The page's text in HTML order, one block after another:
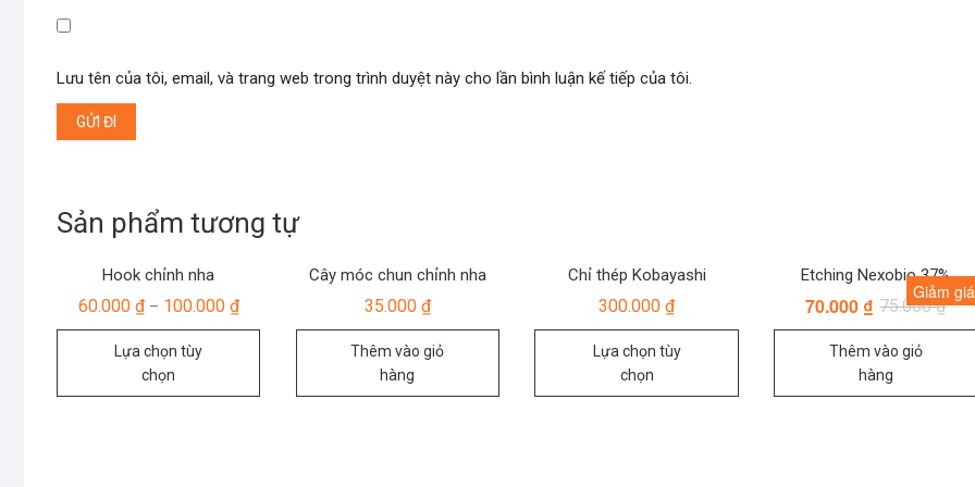
Lưu tên của tôi, email, và trang web trong trình duyệt này cho lần bình luận kế tiếp của tôi.
Sản phẩm tương tự
Hook chỉnh nha
60.000 ₫– 100.000 ₫
Lựa chọn tùy
chọn
Sản
Cây móc chun chỉnh nha
35.000 ₫
Thêm vào giỏ
hàng
Chỉ thép Kobayashi
300.000₫
Lựa chọn tùy
chọn
Sản
Giảm
Etching Nexobio 37%
75.000₫Giá
là:
70.000 ₫
Giá
tại
Thêm vào giỏ
hàng